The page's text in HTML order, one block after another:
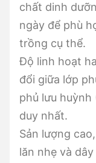
chất dinh
ngày để phù
trồng cụ thể.
Độ linh hoạt
đổi giữa lớp
phủ lưu
duy nhất.
Sản lượng
lăn nhẹ và